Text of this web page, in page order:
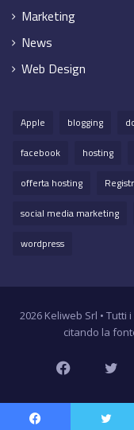
Marketing
News
Web Design
Apple blogging
facebook
hosting
offerta hosting
social media marketing
wordpress
2026 Keliweb Srl •
citando la
Facebook